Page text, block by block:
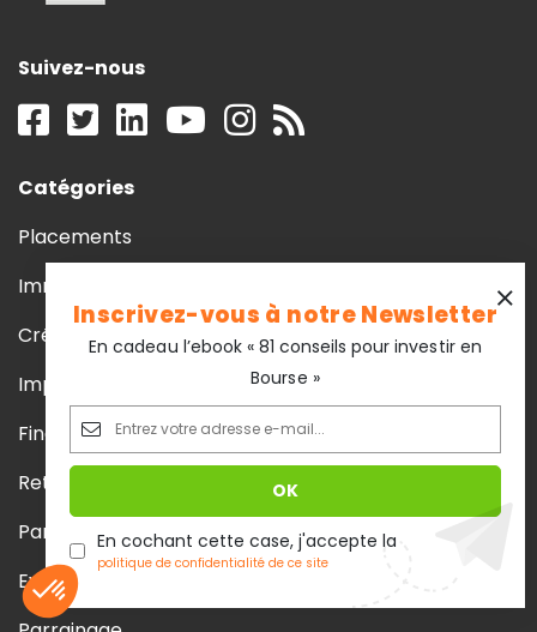
Inscrivez-vous à notre Newsletter
En cadeau l’ebook « 81 conseils pour investir en
Bourse »
En cochant cette case, j'accepte la
politique de confidentialité de ce site
Suivez-nous
Catégories
Placements
Immobilier
Crédit
Impôts
Finances personnelles
Retraite
Parole d’experts
Evénements et partenariats